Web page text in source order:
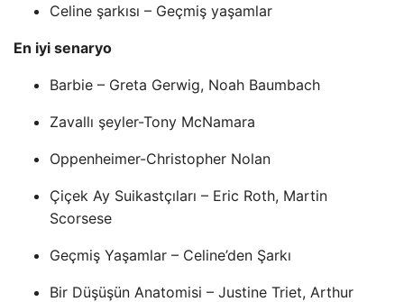
Celine şarkısı – Geçmiş yaşamlar
En iyi senaryo
Barbie – Greta Gerwig, Noah Baumbach
Zavallı şeyler-Tony McNamara
Oppenheimer-Christopher Nolan
Çiçek Ay Suikastçıları – Eric Roth, Martin
Scorsese
Geçmiş Yaşamlar – Celine’den Şarkı
Bir Düşüşün Anatomisi – Justine Triet, Arthur